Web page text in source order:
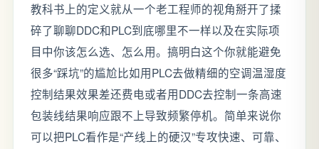
教科书上的定义就从一个老工程师的视角掰开了揉
碎了聊聊DDC和PLC到底哪里不一样以及在实际项
目中你该怎么选、怎么用。搞明白这个你就能避免
很多“踩坑”的尴尬比如用PLC去做精细的空调温湿度
控制结果效果差还费电或者用DDC去控制一条高速
包装线结果响应跟不上导致频繁停机。简单来说你
可以把PLC看作是“产线上的硬汉”专攻快速、可靠、